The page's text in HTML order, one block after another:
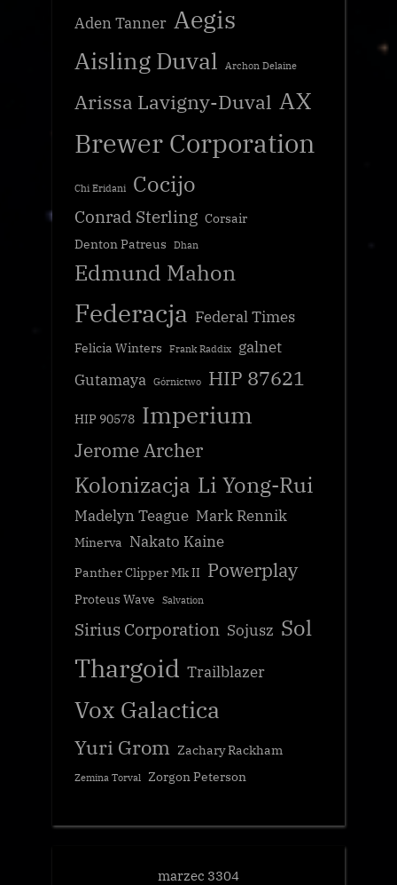
Aden Tanner Aegis
Aisling Duval Archon Delaine
Arissa Lavigny-Duval AX
Brewer Corporation
Chi Eridani Cocijo
Conrad Sterling Corsair
Denton Patreus
Dhan
Edmund Mahon
Federacja Federal Times
Felicia Winters Frank Raddix
galnet
Gutamaya Górnictwo HIP 87621
HIP 90578 Imperium
Jerome Archer
Kolonizacja Li Yong-Rui
Madelyn Teague Mark Rennik
Minerva Nakato Kaine
Panther Clipper Mk II Powerplay
Proteus Wave Salvation
Sirius Corporation Sojusz Sol
Thargoid Trailblazer
Vox Galactica
Yuri Grom Zachary Rackham
Zemina Torval Zorgon Peterson
marzec 3304